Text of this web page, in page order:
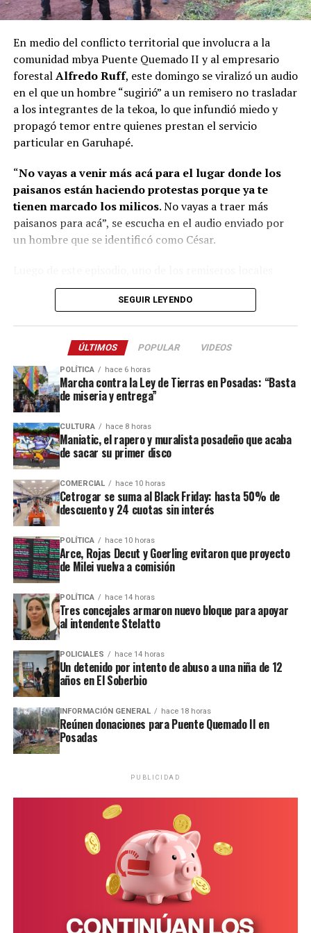
Misiones. “El empuje que le ponen acá en la provincia
para que nosotros lleguemos es muy importante. Ese
trabajo mancomunado entre el sector público y el
privado fue clave para restablecer este vuelo”, aseguró.
de Derechos Humanos y la Dirección de Asuntos
agosto, para abordar la situación derivada del desalojo
de familias el pasado 28 de julio.
A dicha mesa de trabajo serán convocados
representantes de la Policía de Misiones, del ministerio
de Gobierno, del Poder Judicial, del Ministerio Público
Fiscal, de la Municipalidad de Garuhapé, de la parte
caciques de otras comunidades mbya guaraní y un
intérprete.
Ver esta publicación en Instagram
En medio del conflicto territorial que involucra a la
comunidad mbya Puente Quemado II y al empresario
forestalAlfredo Ruff, este domingo se viralizó un audio
en el que un hombre “sugirió” a un remisero no trasladar
a los integrantes de la tekoa, lo que infundió miedo y
propagó temor entre quienes prestan el servicio
particular en Garuhapé.
“No vayas a venir más acá para el lugar donde los
paisanos están haciendo protestas porque ya te
tienen marcado los milicos. No vayas a traer más
paisanos para acá”, se escucha en el audio enviado por
un hombre que se identificó como César.
aseguró que no ofrecerá el traslado a los miembros de la
comunidad por temor a represalias. “Yo no voy a llevar
y menos con la autoridad”, manifestó un chofer de la
zona consultado porLa Voz de Misiones.
Ver esta publicación en Instagram
Esta comunidad se encuentra ubicada a 22 kilómetros de
la ruta nacional 12, por lo que la única forma de acceder
es a pie o a través de vehículos contratados de manera
SEGUIR LEYENDO
ÚLTIMOS POPULAR VIDEOS
POLÍTICA hace 6 horas
Marcha contra la Ley de Tierras en Posadas: “Basta
de miseria y entrega”
CULTURA hace 8 horas
Maniatic, el rapero y muralista posadeño que acaba
de sacar su primer disco
COMERCIAL hace 10 horas
Cetrogar se suma al Black Friday: hasta 50% de
descuento y 24 cuotas sin interés
POLÍTICA hace 10 horas
Arce, Rojas Decut y Goerling evitaron que proyecto
de Milei vuelva a comisión
POLÍTICA hace 14 horas
Tres concejales armaron nuevo bloque para apoyar
al intendente Stelatto
POLICIALES hace 14 horas
Un detenido por intento de abuso a una niña de 12
años en El Soberbio
INFORMACIÓN GENERAL hace 18 horas
Reúnen donaciones para Puente Quemado II en
Posadas
PUBLICIDAD